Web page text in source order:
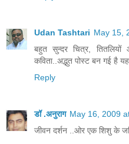
Udan Tashtari May 15,
बहुत सुन्दर चित्र,
कविता..अद्भुत पोस्ट बन गई है
Reply
डॉ .अनुराग May 16, 2009
जीवन दर्शन ..ओर एक शिशु के